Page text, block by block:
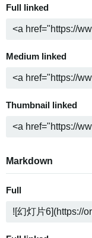
Full linked
Medium linked
Thumbnail linked
Markdown
Full